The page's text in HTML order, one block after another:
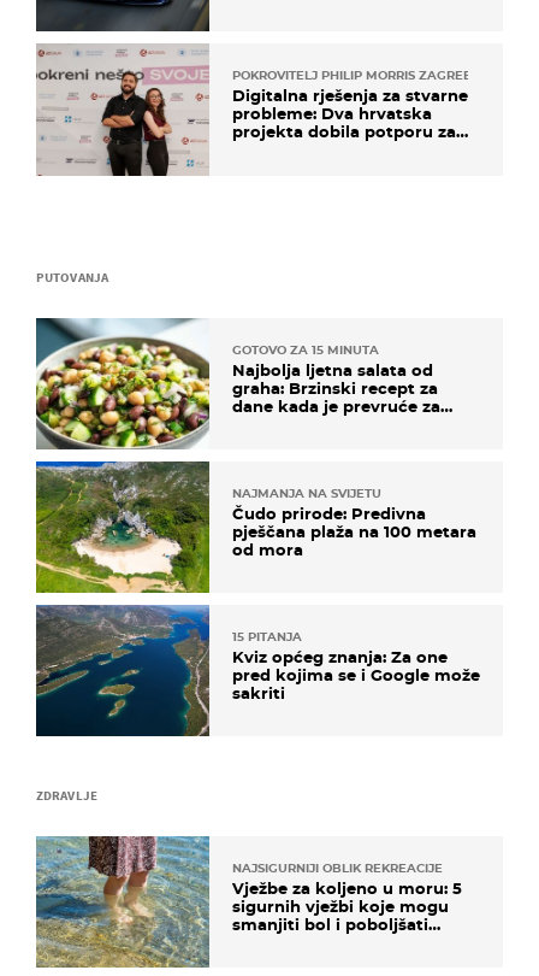
ZDRAVLJE
NAJSIGURNIJI OBLIK REKREACIJE
Vježbe za koljeno u moru: 5
sigurnih vježbi koje mogu
smanjiti bol i poboljšati
PUTOVANJA
GOTOVO ZA 15 MINUTA
Najbolja ljetna salata od
graha: Brzinski recept za
dane kada je prevruće za
NAJMANJA NA SVIJETU
Čudo prirode: Predivna
pješčana plaža na 100 metara
od mora
15 PITANJA
Kviz općeg znanja: Za one
pred kojima se i Google može
sakriti
POKROVITELJ PHILIP MORRIS ZAGREB
Digitalna rješenja za stvarne
probleme: Dva hrvatska
projekta dobila potporu za